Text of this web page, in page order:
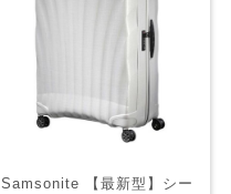
Samsonite 【最新型】シー